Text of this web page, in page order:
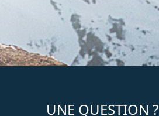
UNE QUESTION ?